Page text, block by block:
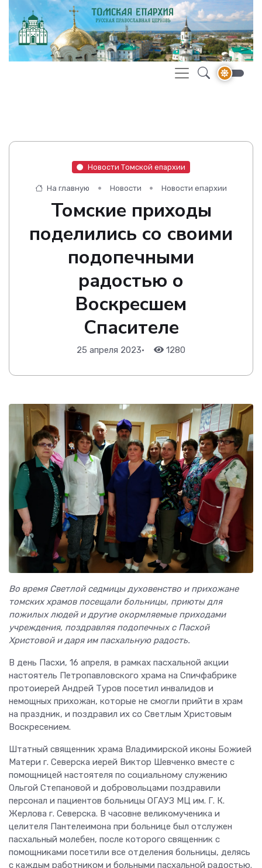
Новости Томской епархии
На главную Новости Новости епархии
Томские приходы
поделились со своими
подопечными
радостью о
Воскресшем
Спасителе
25 апреля 2023• 1280
Во время Светлой седмицы духовенство и прихожане
томских храмов посещали больницы, приюты для
пожилых людей и другие окормляемые приходами
учреждения, поздравляя подопечных с Пасхой
Христовой и даря им пасхальную радость.
В день Пасхи, 16 апреля, в рамках пасхальной акции
настоятель Петропавловского храма на Спичфабрике
протоиерей Андрей Туров посетил инвалидов и
немощных прихожан, которые не смогли прийти в храм
на праздник, и поздравил их со Светлым Христовым
Воскресением.
Штатный священник храма Владимирской иконы Божией
Матери г. Северска иерей Виктор Шевченко вместе с
помощницей настоятеля по социальному служению
Ольгой Степановой и добровольцами поздравили
персонал и пациентов больницы ОГАУЗ МЦ им. Г. К.
Жерлова г. Северска. В часовне великомученика и
целителя Пантелеимона при больнице был отслужен
пасхальный молебен, после которого священник с
помощниками посетили все отделения больницы, делясь
с каждым работником и больными пасхальной радостью.